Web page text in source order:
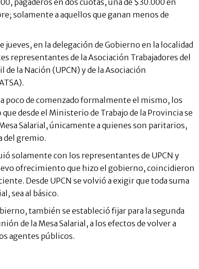
solamente a aquellos que ganan menos de
en la delegación de Gobierno en la localidad
representantes de la Asociación Trabajadores del
la Nación (UPCN) y de la Asociación
poco de comenzado formalmente el mismo, los
desde el Ministerio de Trabajo de la Provincia se
Salarial, únicamente a quienes son paritarios,
del gremio.
solamente con los representantes de UPCN y
ofrecimiento que hizo el gobierno, coincidieron
Desde UPCN se volvió a exigir que toda suma
sea al básico.
también se estableció fijar para la segunda
de la Mesa Salarial, a los efectos de volver a
agentes públicos.